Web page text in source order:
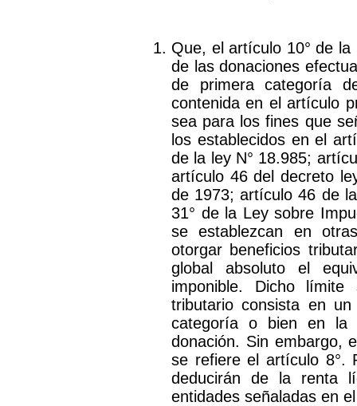
Que, el artículo 10° de la
de las donaciones
de primera categoría
contenida en el artículo
sea para los fines que
los establecidos en el
de la ley N° 18.985;
artículo 46 del decreto
de 1973; artículo 46 de
31° de la Ley sobre
se establezcan en
otorgar beneficios
global absoluto el
imponible. Dicho
tributario consista en
categoría o bien en la
donación. Sin embargo,
se refiere el artículo 8°.
deducirán de la renta
entidades señaladas en